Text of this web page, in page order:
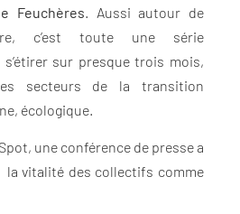
Feuchères. Aussi autour de
c’est toute une série
s’étirer sur presque trois mois,
secteurs de la transition
écologique.
une conférence de presse a
la vitalité des collectifs comme